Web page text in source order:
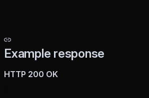
Example response
HTTP 200 OK